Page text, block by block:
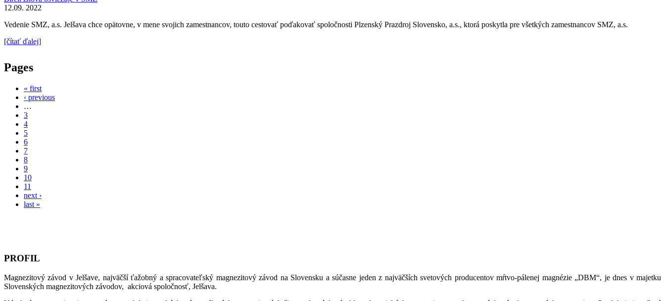
12.09. 2022
Vedenie SMZ, a.s. Jelšava chce opätovne, v mene svojich zamestnancov, touto cestovať poďakovať spoločnosti Plzenský Prazdroj Slovensko, a.s., ktorá poskytla pre všetkých zamestnancov SMZ, a.s.
[čítať ďalej]
Pages
« first
‹ previous
…
3
4
5
6
7
8
9
10
11
next ›
last »
PROFIL
Magnezitový závod v Jelšave, najväčší ťažobný a spracovateľský magnezitový závod na Slovensku a súčasne jeden z najväčších svetových producentov mŕtvo-pálenej magnézie „DBM“, je dnes v majetku
Slovenských magnezitových závodov, akciová spoločnosť, Jelšava.